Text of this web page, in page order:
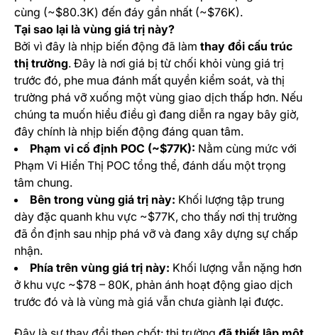
cùng (~$80.3K) đến đáy gần nhất (~$76K).
Tại sao lại là vùng giá trị này?
Bởi vì đây là nhịp biến động đã làm thay đổi cấu trúc
thị trường. Đây là nơi giá bị từ chối khỏi vùng giá trị
trước đó, phe mua đánh mất quyền kiểm soát, và thị
trường phá vỡ xuống một vùng giao dịch thấp hơn. Nếu
chúng ta muốn hiểu điều gì đang diễn ra ngay bây giờ,
đây chính là nhịp biến động đáng quan tâm.
Phạm vi cố định POC (~$77K): Nằm cùng mức với
Phạm Vi Hiển Thị POC tổng thể, đánh dấu một trọng
tâm chung.
Bên trong vùng giá trị này: Khối lượng tập trung
dày đặc quanh khu vực ~$77K, cho thấy nơi thị trường
đã ổn định sau nhịp phá vỡ và đang xây dựng sự chấp
nhận.
Phía trên vùng giá trị này: Khối lượng vẫn nặng hơn
ở khu vực ~$78 – 80K, phản ánh hoạt động giao dịch
trước đó và là vùng mà giá vẫn chưa giành lại được.